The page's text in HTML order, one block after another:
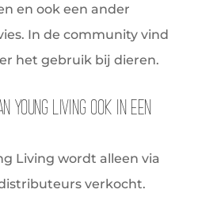
en ook een ander
In de community vind
het gebruik bij dieren.
Young Living ook in een
Living wordt alleen via
verkocht.